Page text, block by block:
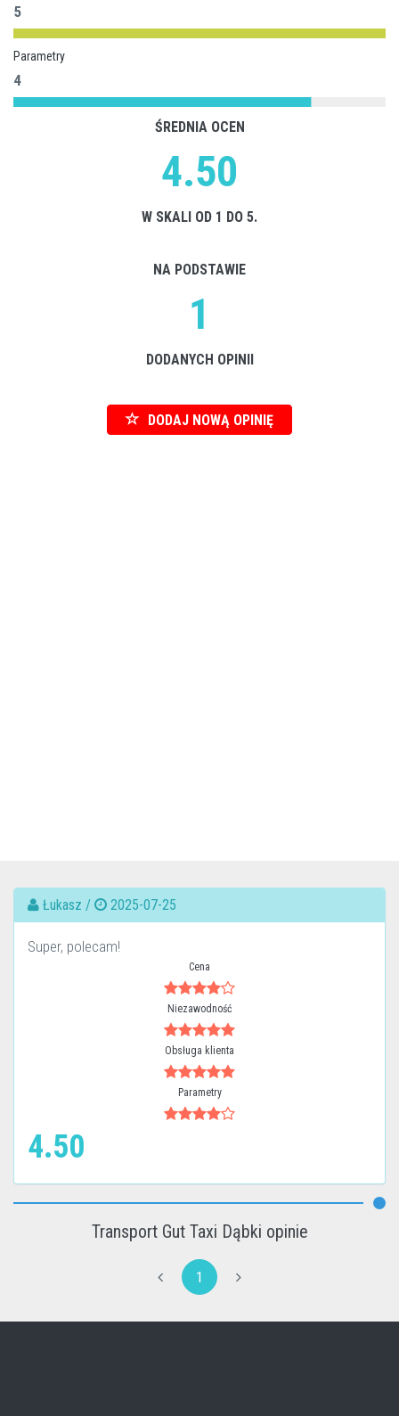
5
Parametry
4
ŚREDNIA OCEN
4.50
W SKALI OD 1 DO 5.
NA PODSTAWIE
1
DODANYCH OPINII
DODAJ NOWĄ OPINIĘ
Łukasz / 2025-07-25
Super, polecam!
Cena
Niezawodność
Obsługa klienta
Parametry
4.50
Transport Gut Taxi Dąbki opinie
1